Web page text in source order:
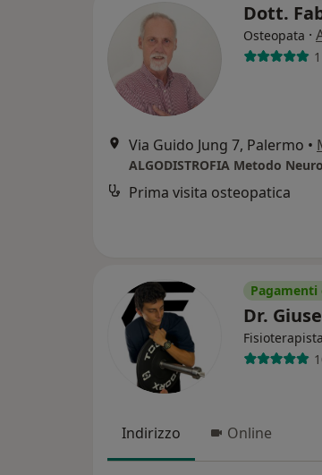
Dott.
Osteopata ·
Via Guido Jung 7, Palermo •
ALGODISTROFIA Metodo
Prima visita osteopatica
Pagamenti
Dr.
Indirizzo Online